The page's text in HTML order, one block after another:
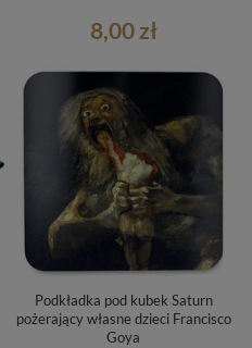
8,00 zł
Podkładka pod kubek Saturn
pożerający własne dzieci Francisco
Goya